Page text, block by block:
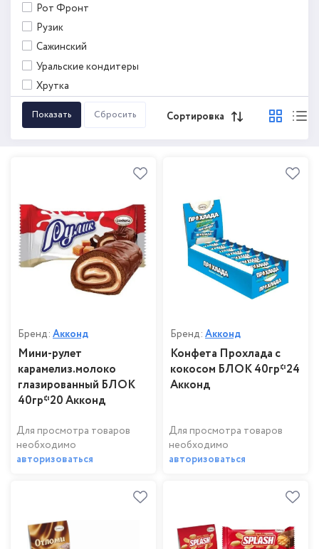
Сортировка
Бренд: Акконд
Мини-рулет
карамелиз.молоко
глазированный БЛОК
40гр*20 Акконд
Для просмотра товаров
необходимо
авторизоваться
Бренд: Акконд
Конфета Прохлада с
кокосом БЛОК 40гр*24
Акконд
Для просмотра товаров
необходимо
авторизоваться
Рот Фронт
Рузик
Сажинский
Уральские кондитеры
Хрутка